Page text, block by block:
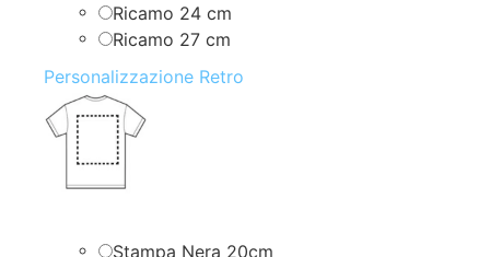
Ricamo 24 cm
Ricamo 27 cm
Personalizzazione Retro
Stampa Nera 20cm